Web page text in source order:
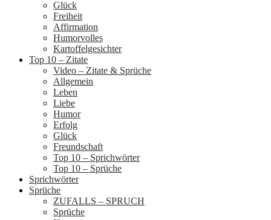
Glück
Freiheit
Affirmation
Humorvolles
Kartoffelgesichter
Top 10 – Zitate
Video – Zitate & Sprüche
Allgemein
Leben
Liebe
Humor
Erfolg
Glück
Freundschaft
Top 10 – Sprichwörter
Top 10 – Sprüche
Sprichwörter
Sprüche
ZUFALLS – SPRUCH
Sprüche